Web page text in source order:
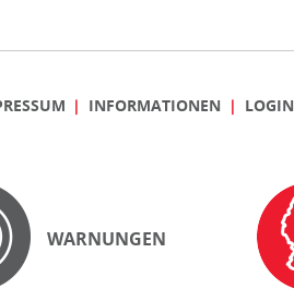
INFORMATIONEN LOGIN
WARNUNGEN